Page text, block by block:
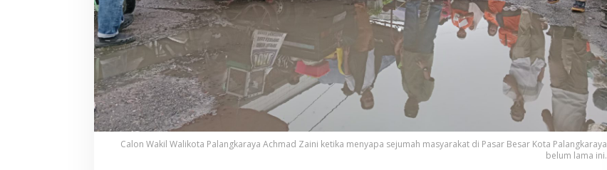
Calon Wakil Walikota Palangkaraya Achmad Zaini ketika menyapa sejumah masyarakat di Pasar Besar Kota Palangkaraya
belum lama ini.